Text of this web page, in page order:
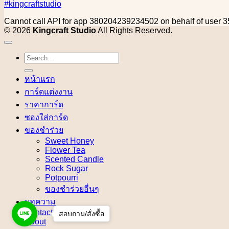
#kingcraftstudio
Cannot call API for app 380204239234502 on behalf of user
© 2026 Kingcraft StudioAll Rights Reserved.
Search
for:
หน้าแรก
การ์ดแต่งงาน
ราคาการ์ด
ซองใส่การ์ด
ของชำร่วย
Sweet Honey
Flower Tea
Scented Candle
Rock Sugar
Potpourri
ของชำร่วยอื่นๆ
บทความ
Contact
About
สอบถาม/สั่งซื้อ